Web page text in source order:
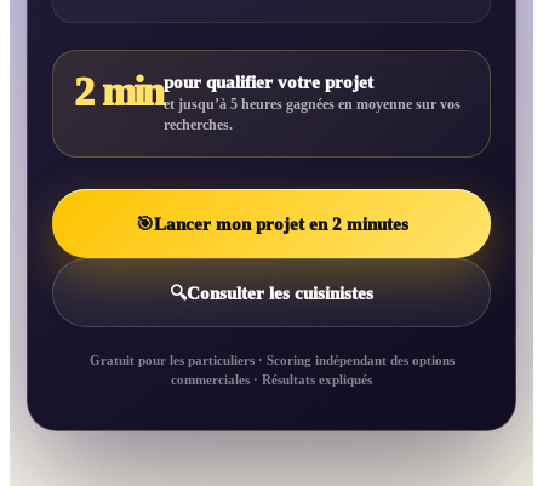
2 minpour qualifier votre projet
et jusqu’à 5 heures gagnées en moyenne sur vos
recherches.
🎯Lancer mon projet en 2 minutes
🔍Consulter les cuisinistes
Gratuit pour les particuliers · Scoring indépendant des options
commerciales · Résultats expliqués